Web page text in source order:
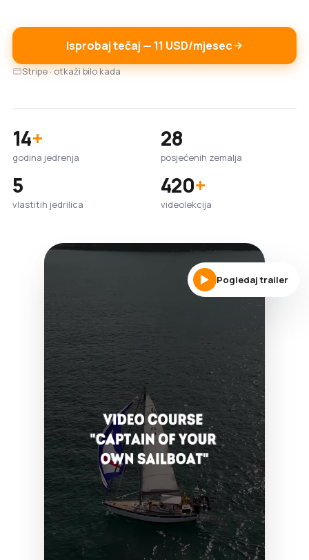
Isprobaj tečaj — 11 USD/mjesec
Stripe · otkaži bilo kada
14+
godina jedrenja
28
posjećenih zemalja
5
vlastitih jedrilica
420+
videolekcija
Pogledaj trailer